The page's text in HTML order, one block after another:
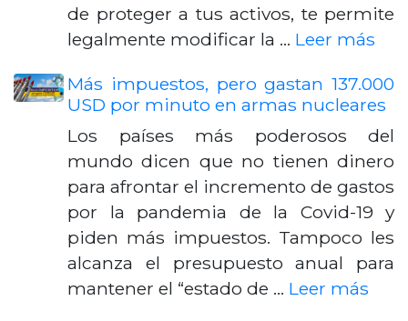
de proteger a tus activos, te permite
legalmente modificar la … Leer más
Más impuestos, pero gastan 137.000
USD por minuto en armas nucleares
Los países más poderosos del
mundo dicen que no tienen dinero
para afrontar el incremento de gastos
por la pandemia de la Covid-19 y
piden más impuestos. Tampoco les
alcanza el presupuesto anual para
mantener el “estado de … Leer más